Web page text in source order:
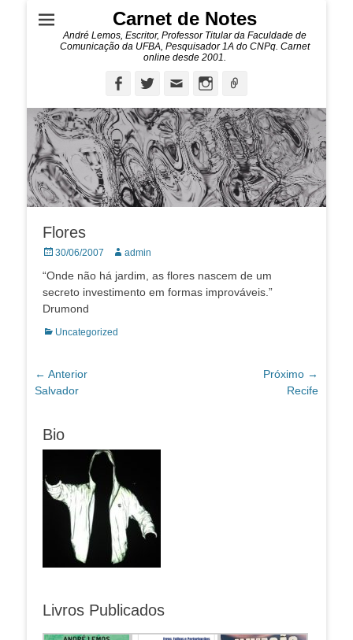
Carnet de Notes
André Lemos, Escritor, Professor Titular da Faculdade de
Comunicação da UFBA, Pesquisador 1A do CNPq. Carnet
online desde 2001.
FacebookTwitterEmail Instagram
Flores
Posted
30/06/2007 Autor:admin
“Onde não há jardim, as flores nascem de um
secreto investimento em formas improváveis.”
Drumond
Categorias:
Uncategorized
Navegação
de
← Anterior
Post
Salvador
Próximo →
Recife
Bio
Livros Publicados